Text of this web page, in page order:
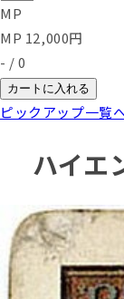
MP
MP 12,000円
- / 0
カートに入れる
ピックアップ一覧
ハイエ